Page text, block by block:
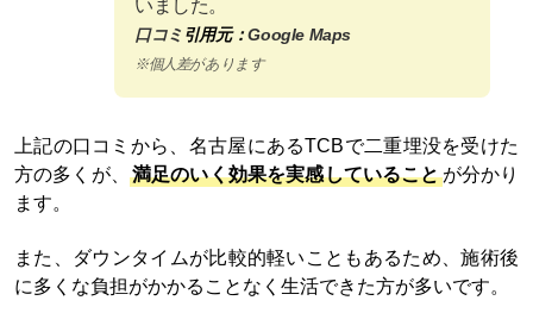
いました。
口コミ 引用元：Google Maps
※個人差があります
上記の口コミから、名古屋にあるTCBで二重埋没を受けた
方の多くが、
満足のいく効果を実感していることが分かり
ます。
また、ダウンタイムが比較的軽いこともあるため、施術後
に多くな負担がかかることなく生活できた方が多いです。